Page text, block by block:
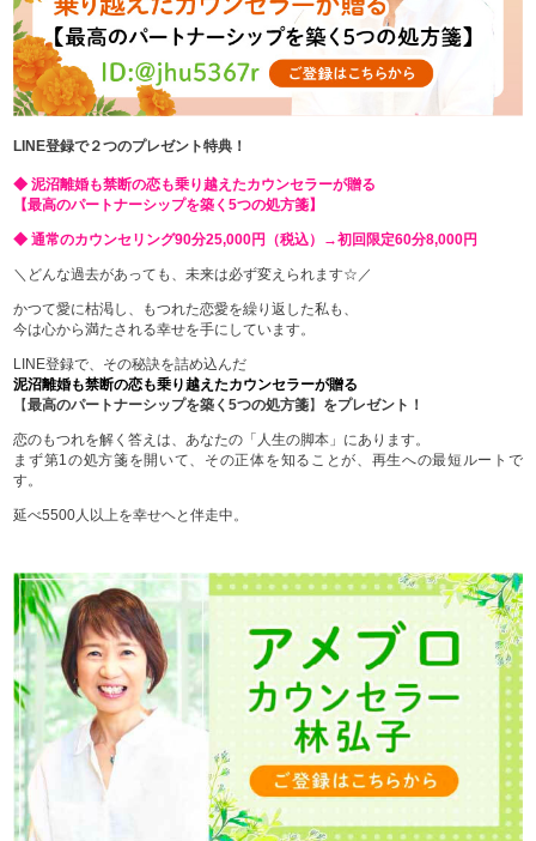
LINE登録で２つのプレゼント特典！
◆ 泥沼離婚も禁断の恋も乗り越えたカウンセラーが贈る
【最高のパートナーシップを築く5つの処方箋】
◆ 通常のカウンセリング90分25,000円（税込）→初回限定60分8,000円
＼どんな過去があっても、未来は必ず変えられます☆／
かつて愛に枯渇し、もつれた恋愛を繰り返した私も、
今は心から満たされる幸せを手にしています。
LINE登録で、その秘訣を詰め込んだ
泥沼離婚も禁断の恋も乗り越えたカウンセラーが贈る
【最高のパートナーシップを築く5つの処方箋】 をプレゼント！
恋のもつれを解く答えは、あなたの「人生の脚本」にあります。
まず第1の処方箋を開いて、その正体を知ることが、再生への最短ルートで
す。
延べ5500人以上を幸せヘと伴走中。